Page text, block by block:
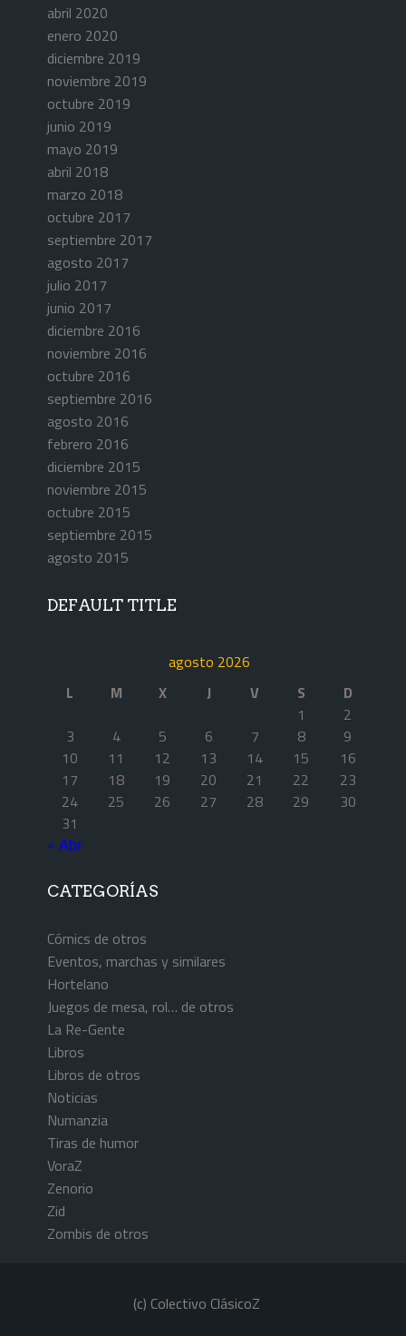
abril 2020
enero 2020
diciembre 2019
noviembre 2019
octubre 2019
junio 2019
mayo 2019
abril 2018
marzo 2018
octubre 2017
septiembre 2017
agosto 2017
julio 2017
junio 2017
diciembre 2016
noviembre 2016
octubre 2016
septiembre 2016
agosto 2016
febrero 2016
diciembre 2015
noviembre 2015
octubre 2015
septiembre 2015
agosto 2015
DEFAULT TITLE
agosto 2026
L
M X J V S
D
1
2
3
4 5 6 7 8
9
10
11 12 13 14 15
16
17
18 19 20 21 22
23
24
25 26 27 28 29
30
31
« Abr
CATEGORÍAS
Cómics de otros
Eventos, marchas y similares
Hortelano
Juegos de mesa, rol… de otros
La Re-Gente
Libros
Libros de otros
Noticias
Numanzia
Tiras de humor
VoraZ
Zenorio
Zid
Zombis de otros
(c) Colectivo ClásicoZ